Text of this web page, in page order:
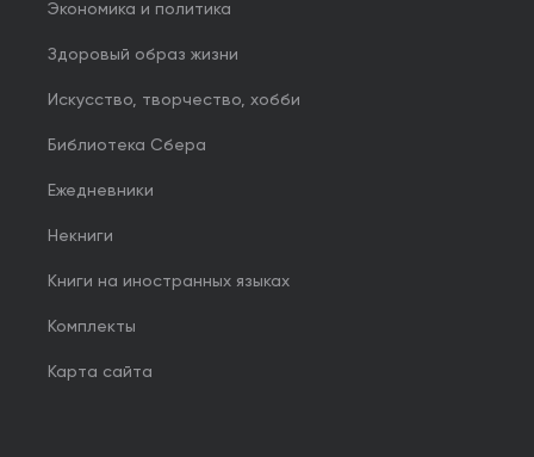
Экономика и политика
Здоровый образ жизни
Искусство, творчество, хобби
Библиотека Сбера
Ежедневники
Некниги
Книги на иностранных языках
Комплекты
Карта сайта